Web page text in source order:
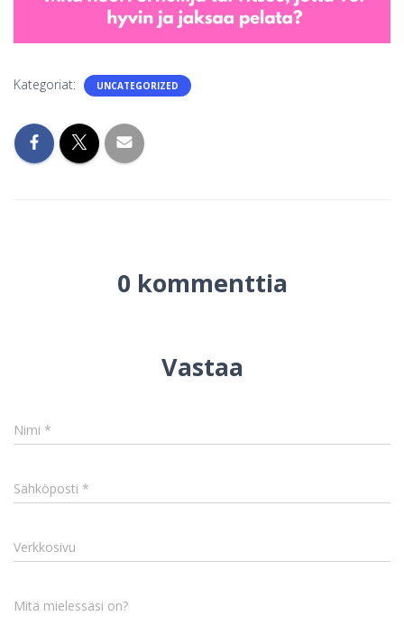
Kategoriat: UNCATEGORIZED
0 kommenttia
Vastaa
Nimi *
Sähköposti *
Verkkosivu
Mitä mielessäsi on?